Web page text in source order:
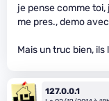
je pense comme toi,
me pres., demo
Mais un truc bien,
127.0.0.1